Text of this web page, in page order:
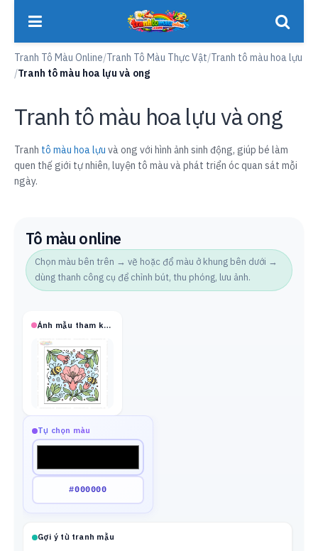
Tranh Tô Màu Online/Tranh Tô Màu Thực Vật/Tranh tô màu hoa lựu
/Tranh tô màu hoa lựu và ong
Tranh tô màu hoa lựu và ong
Tranh tô màu hoa lựu và ong với hình ảnh sinh động, giúp bé làm
quen thế giới tự nhiên, luyện tô màu và phát triển óc quan sát mỗi
ngày.
Tô màu online
Chọn màu bên trên → vẽ hoặc đổ màu ở khung bên dưới →
dùng thanh công cụ để chỉnh bút, thu phóng, lưu ảnh.
Ảnh mẫu tham khảo
Tự chọn màu
Gợi ý từ tranh mẫu